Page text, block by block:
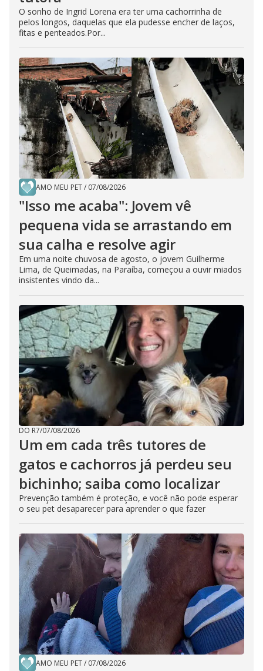
O sonho de Ingrid Lorena era ter uma cachorrinha de
pelos longos, daquelas que ela pudesse encher de laços,
fitas e penteados.Por...
AMO MEU PET/ 07/08/2026
"Isso me acaba": Jovem vê
pequena vida se arrastando em
sua calha e resolve agir
Em uma noite chuvosa de agosto, o jovem Guilherme
Lima, de Queimadas, na Paraíba, começou a ouvir miados
insistentes vindo da...
DO R7/07/08/2026
Um em cada três tutores de
gatos e cachorros já perdeu seu
bichinho; saiba como localizar
Prevenção também é proteção, e você não pode esperar
o seu pet desaparecer para aprender o que fazer
AMO MEU PET/ 07/08/2026